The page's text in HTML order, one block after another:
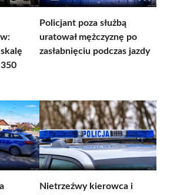
Policjant poza służbą
uratował mężczyznę po
zasłabnięciu podczas jazdy
Nietrzeźwy kierowca i